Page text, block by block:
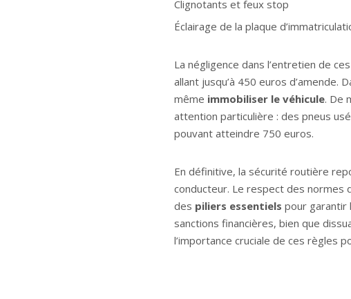
Clignotants et feux stop
Éclairage de la plaque
La négligence dans l’entretien de
allant jusqu’à 450 euros d’amende.
même immobiliser le véhicule. De
attention particulière : des pneus
pouvant atteindre 750 euros.
En définitive, la sécurité routière
conducteur. Le respect des normes
des piliers essentiels pour garantir
sanctions financières, bien que
l’importance cruciale de ces règles